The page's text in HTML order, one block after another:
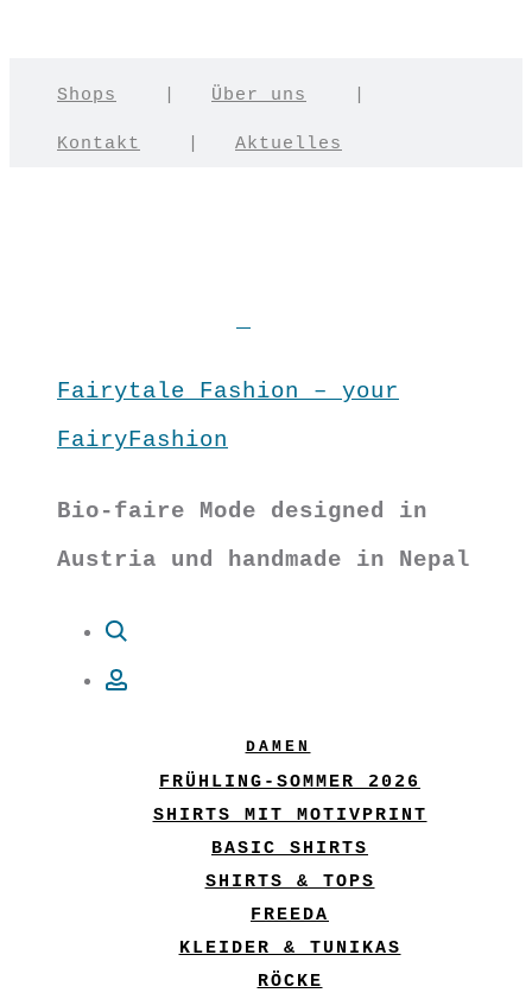
Shops Über uns
Kontakt Aktuelles
Fairytale Fashion – your
FairyFashion
Bio-faire Mode designed in
Austria und handmade in Nepal
DAMEN
FRÜHLING-SOMMER 2026
SHIRTS MIT MOTIVPRINT
BASIC SHIRTS
SHIRTS & TOPS
FREEDA
KLEIDER & TUNIKAS
RÖCKE